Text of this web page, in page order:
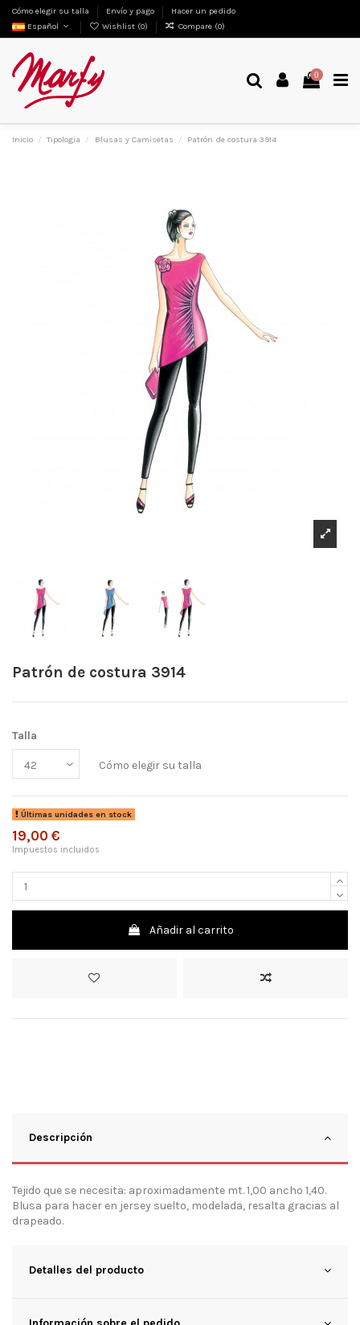
Cómo elegir su talla Envío y pago
Hacer un pedido
Español
Wishlist (0) Compare (0)
0
Inicio Tipologia Blusas y Camisetas Patrón de costura 3914
Patrón de costura 3914
Talla
Cómo elegir su talla
Últimas unidades en stock
19,00 €
Impuestos incluidos
Añadir al carrito
Descripción
Tejido que se necesita: aproximadamente mt. 1,00 ancho 1,40.
Blusa para hacer en jersey suelto, modelada, resalta gracias al
drapeado.
Detalles del producto